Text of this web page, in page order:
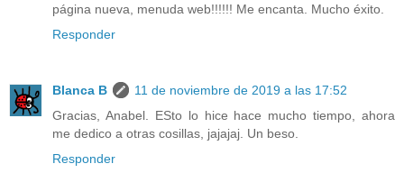
página nueva, menuda web!!!!!! Me encanta. Mucho éxito.
Responder
Blanca B
11 de noviembre de 2019 a las 17:52
Gracias, Anabel. ESto lo hice hace mucho tiempo, ahora
me dedico a otras cosillas, jajajaj. Un beso.
Responder